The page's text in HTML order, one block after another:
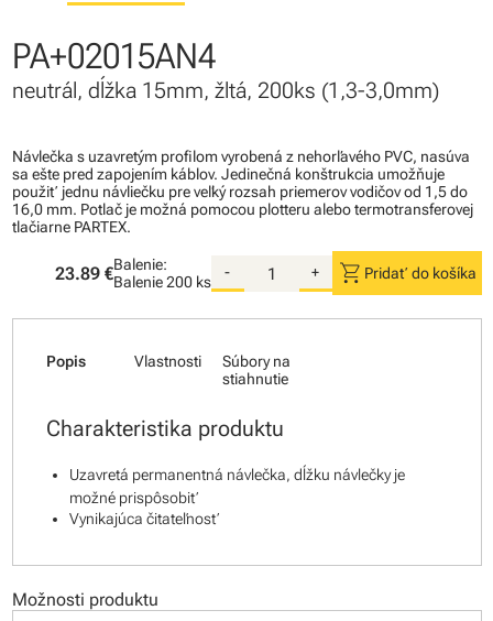
PA+02015AN4
neutrál, dĺžka 15mm, žltá, 200ks (1,3-3,0mm)
Návlečka s uzavretým profilom vyrobená z nehorľavého PVC, nasúva
sa ešte pred zapojením káblov. Jedinečná konštrukcia umožňuje
použiť jednu návliečku pre veľký rozsah priemerov vodičov od 1,5 do
16,0 mm. Potlač je možná pomocou plotteru alebo termotransferovej
tlačiarne PARTEX.
23.89 €Balenie:
Balenie200 ks
- + shopping_cart Pridať do košíka
Popis Vlastnosti
Súbory na
stiahnutie
Charakteristika produktu
Uzavretá permanentná návlečka, dĺžku návlečky je
možné prispôsobiť
Vynikajúca čitateľnosť
Možnosti produktu